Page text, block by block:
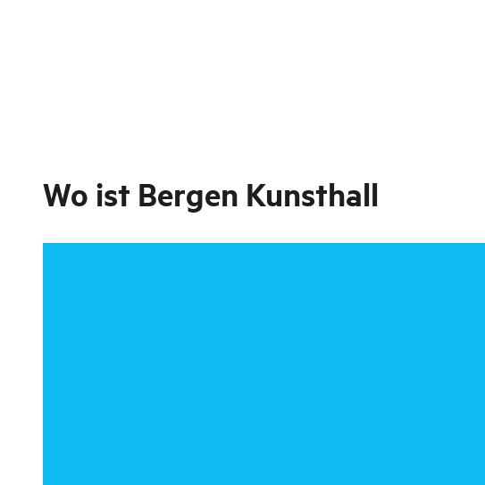
Wo ist Bergen Kunsthall